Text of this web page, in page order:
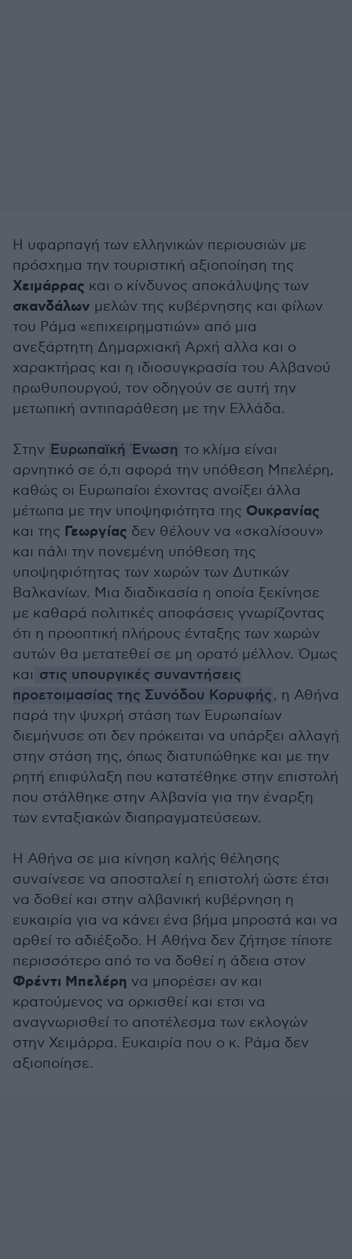
Η υφαρπαγή των ελληνικών περιουσιών με
πρόσχημα την τουριστική αξιοποίηση της
Χειμάρρας και ο κίνδυνος αποκάλυψης των
σκανδάλων μελών της κυβέρνησης και φίλων
του Ράμα «επιχειρηματιών» από μια
ανεξάρτητη Δημαρχιακή Αρχή αλλα και ο
χαρακτήρας και η ιδιοσυγκρασία του Αλβανού
πρωθυπουργού, τον οδηγούν σε αυτή την
μετωπική αντιπαράθεση με την Ελλάδα.
Στην Ευρωπαϊκή Ένωση το κλίμα είναι
αρνητικό σε ό,τι αφορά την υπόθεση Μπελέρη,
καθώς οι Ευρωπαίοι έχοντας ανοίξει άλλα
μέτωπα με την υποψηφιότητα της Ουκρανίας
και της Γεωργίας δεν θέλουν να «σκαλίσουν»
και πάλι την πονεμένη υπόθεση της
υποψηφιότητας των χωρών των Δυτικών
Βαλκανίων. Μια διαδικασία η οποία ξεκίνησε
με καθαρά πολιτικές αποφάσεις γνωρίζοντας
ότι η προοπτική πλήρους ένταξης των χωρών
αυτών θα μετατεθεί σε μη ορατό μέλλον. Όμως
και στις υπουργικές συναντήσεις
προετοιμασίας της Συνόδου Κορυφής, η Αθήνα
παρά την ψυχρή στάση των Ευρωπαίων
διεμήνυσε οτι δεν πρόκειται να υπάρξει αλλαγή
στην στάση της, όπως διατυπώθηκε και με την
ρητή επιφύλαξη που κατατέθηκε στην επιστολή
που στάλθηκε στην Αλβανία για την έναρξη
των ενταξιακών διαπραγματεύσεων.
Η Αθήνα σε μια κίνηση καλής θέλησης
συναίνεσε να αποσταλεί η επιστολή ώστε έτσι
να δοθεί και στην αλβανική κυβέρνηση η
ευκαιρία για να κάνει ένα βήμα μπροστά και να
αρθεί το αδιέξοδο. Η Αθήνα δεν ζήτησε τίποτε
περισσότερο από το να δοθεί η άδεια στον
Φρέντι Μπελέρη να μπορέσει αν και
κρατούμενος να ορκισθεί και ετσι να
αναγνωρισθεί το αποτέλεσμα των εκλογών
στην Χειμάρρα. Ευκαιρία που ο κ. Ράμα δεν
αξιοποίησε.